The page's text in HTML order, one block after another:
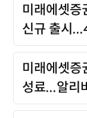
미래에셋증
신규 출시
미래에셋
성료...알리